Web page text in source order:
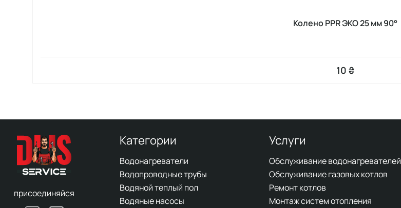
Колено PPR ЭКО 25 мм 90°
10 ₴
присоединяйся
Категории
Водонагреватели
Водопроводные трубы
Водяной теплый пол
Водяные насосы
Услуги
Обслуживание водонагревателей
Обслуживание газовых котлов
Ремонт котлов
Монтаж систем отопления